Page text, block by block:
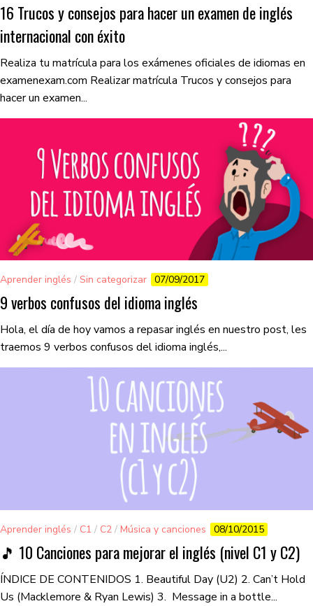
16 Trucos y consejos para hacer un examen de inglés
internacional con éxito
Realiza tu matrícula para los exámenes oficiales de idiomas en
examenexam.com Realizar matrícula Trucos y consejos para
hacer un examen...
Aprender inglés / Sin categorizar 07/09/2017
9 verbos confusos del idioma inglés
Hola, el día de hoy vamos a repasar inglés en nuestro post, les
traemos 9 verbos confusos del idioma inglés,...
Aprender inglés / C1 / C2 / Música y canciones 08/10/2015
🎵 10 Canciones para mejorar el inglés (nivel C1 y C2)
ÍNDICE DE CONTENIDOS 1. Beautiful Day (U2) 2. Can’t Hold
Us (Macklemore & Ryan Lewis) 3. Message in a bottle...